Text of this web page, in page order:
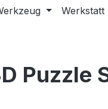
Werkstatt
Puzzle